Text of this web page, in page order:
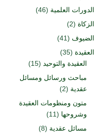
الدورات العلمية (46)
الزكاة (2)
الضيوف (41)
العقيدة (35)
العقيدة والتوحيد (15)
مباحث ورسائل ومسائل
عقدية (2)
متون ومنظومات العقيدة
وشروحها (11)
مسائل عقدية (8)